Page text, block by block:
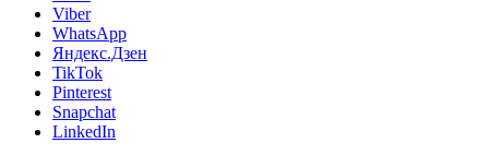
Viber
WhatsApp
Яндекс.Дзен
TikTok
Pinterest
Snapchat
LinkedIn